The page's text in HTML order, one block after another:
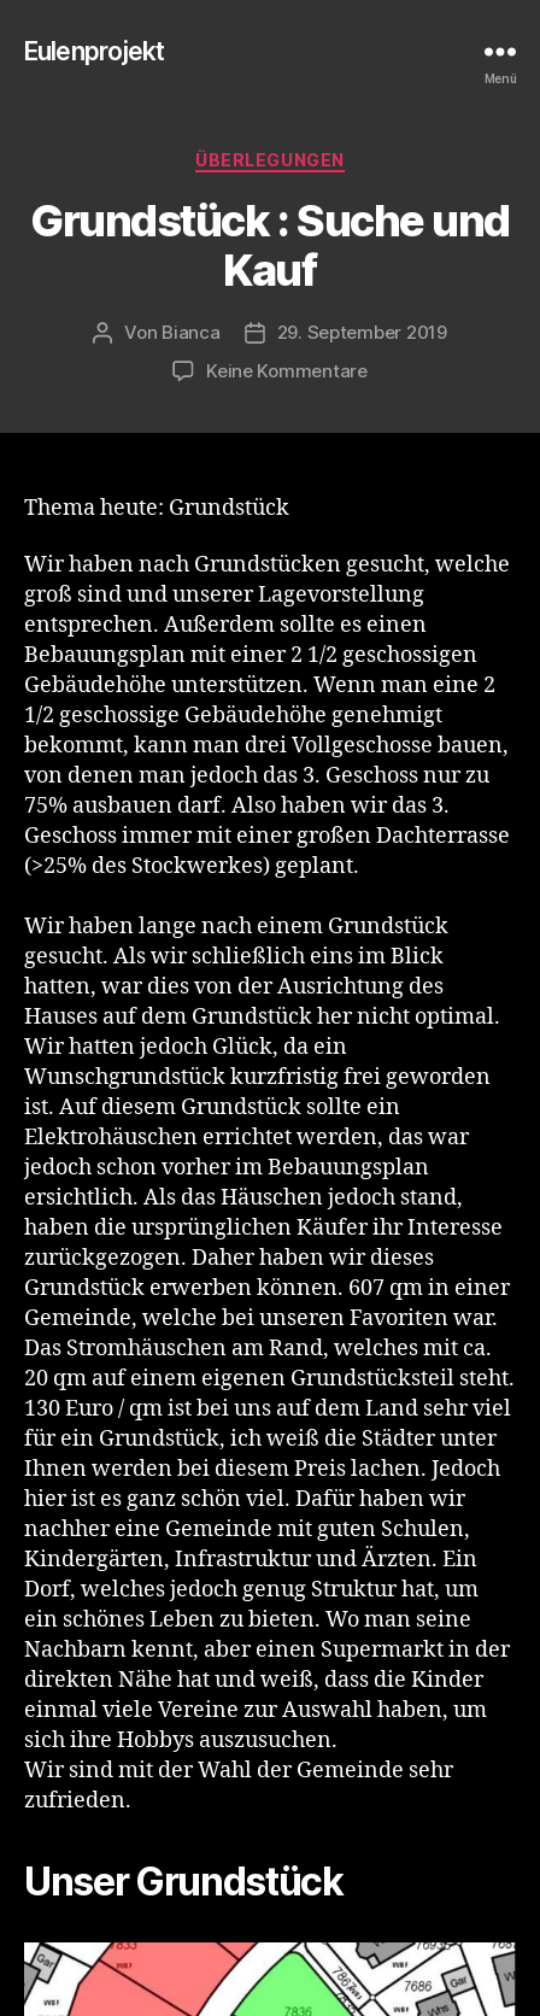
Eulenprojekt
Menü
Kategorien
ÜBERLEGUNGEN
Grundstück : Suche und
Kauf
Beitragsautor
Von Bianca Veröffentlichungsdatum
29. September 2019
Keine Kommentarezu
Thema heute: Grundstück
Wir haben nach Grundstücken gesucht, welche
groß sind und unserer Lagevorstellung
entsprechen. Außerdem sollte es einen
Bebauungsplan mit einer 2 1/2 geschossigen
Gebäudehöhe unterstützen. Wenn man eine 2
1/2 geschossige Gebäudehöhe genehmigt
bekommt, kann man drei Vollgeschosse bauen,
von denen man jedoch das 3. Geschoss nur zu
75% ausbauen darf. Also haben wir das 3.
Geschoss immer mit einer großen Dachterrasse
(>25% des Stockwerkes) geplant.
Wir haben lange nach einem Grundstück
gesucht. Als wir schließlich eins im Blick
hatten, war dies von der Ausrichtung des
Hauses auf dem Grundstück her nicht optimal.
Wir hatten jedoch Glück, da ein
Wunschgrundstück kurzfristig frei geworden
ist. Auf diesem Grundstück sollte ein
Elektrohäuschen errichtet werden, das war
jedoch schon vorher im Bebauungsplan
ersichtlich. Als das Häuschen jedoch stand,
haben die ursprünglichen Käufer ihr Interesse
zurückgezogen. Daher haben wir dieses
Grundstück erwerben können. 607 qm in einer
Gemeinde, welche bei unseren Favoriten war.
Das Stromhäuschen am Rand, welches mit ca.
20 qm auf einem eigenen Grundstücksteil steht.
130 Euro / qm ist bei uns auf dem Land sehr viel
für ein Grundstück, ich weiß die Städter unter
Ihnen werden bei diesem Preis lachen. Jedoch
hier ist es ganz schön viel. Dafür haben wir
nachher eine Gemeinde mit guten Schulen,
Kindergärten, Infrastruktur und Ärzten. Ein
Dorf, welches jedoch genug Struktur hat, um
ein schönes Leben zu bieten. Wo man seine
Nachbarn kennt, aber einen Supermarkt in der
direkten Nähe hat und weiß, dass die Kinder
einmal viele Vereine zur Auswahl haben, um
sich ihre Hobbys auszusuchen.
Wir sind mit der Wahl der Gemeinde sehr
zufrieden.
Unser Grundstück